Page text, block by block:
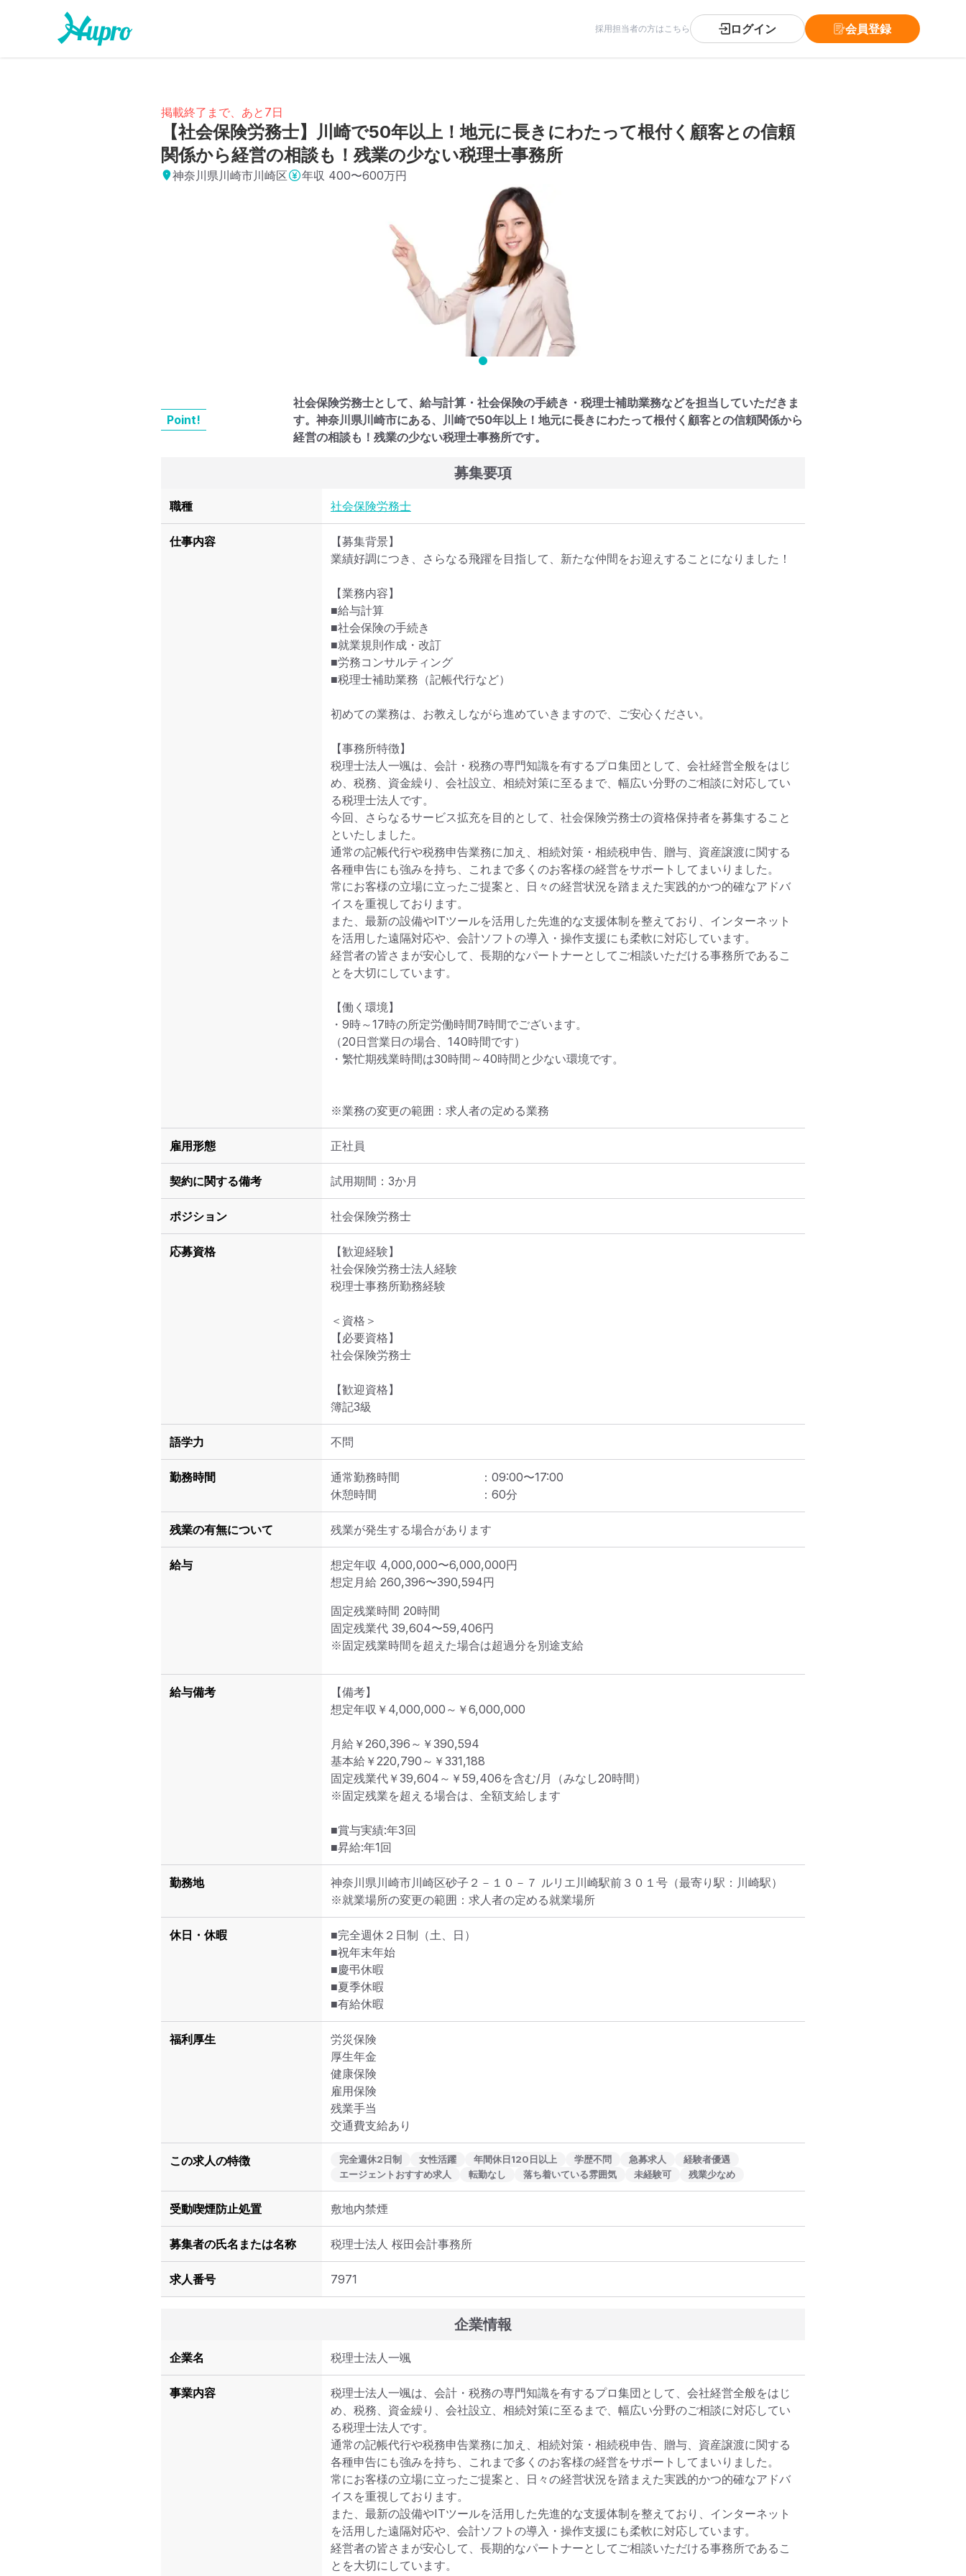
採用担当者の方はこちら ログイン 会員登録
掲載終了まで、あと7日
【社会保険労務士】川崎で50年以上！地元に長きにわたって根付く顧客との信頼
関係から経営の相談も！残業の少ない税理士事務所
神奈川県川崎市川崎区 年収 400〜600万円
Point!
社会保険労務士として、給与計算・社会保険の手続き・税理士補助業務などを担当していただきま
す。神奈川県川崎市にある、川崎で50年以上！地元に長きにわたって根付く顧客との信頼関係から
経営の相談も！残業の少ない税理士事務所です。
募集要項
職種 社会保険労務士
仕事内容
【募集背景】
業績好調につき、さらなる飛躍を目指して、新たな仲間をお迎えすることになりました！
【業務内容】
■給与計算
■社会保険の手続き
■就業規則作成・改訂
■労務コンサルティング
■税理士補助業務（記帳代行など）
初めての業務は、お教えしながら進めていきますので、ご安心ください。
【事務所特徴】
税理士法人一颯は、会計・税務の専門知識を有するプロ集団として、会社経営全般をはじ
め、税務、資金繰り、会社設立、相続対策に至るまで、幅広い分野のご相談に対応してい
る税理士法人です。
今回、さらなるサービス拡充を目的として、社会保険労務士の資格保持者を募集すること
といたしました。
通常の記帳代行や税務申告業務に加え、相続対策・相続税申告、贈与、資産譲渡に関する
各種申告にも強みを持ち、これまで多くのお客様の経営をサポートしてまいりました。
常にお客様の立場に立ったご提案と、日々の経営状況を踏まえた実践的かつ的確なアドバ
イスを重視しております。
また、最新の設備やITツールを活用した先進的な支援体制を整えており、インターネット
を活用した遠隔対応や、会計ソフトの導入・操作支援にも柔軟に対応しています。
経営者の皆さまが安心して、長期的なパートナーとしてご相談いただける事務所であるこ
とを大切にしています。
【働く環境】
・9時～17時の所定労働時間7時間でございます。
（20日営業日の場合、140時間です）
・繁忙期残業時間は30時間～40時間と少ない環境です。
※業務の変更の範囲：求人者の定める業務
雇用形態 正社員
契約に関する備考 試用期間：3か月
ポジション 社会保険労務士
応募資格
【歓迎経験】
社会保険労務士法人経験
税理士事務所勤務経験
＜資格＞
【必要資格】
社会保険労務士
【歓迎資格】
簿記3級
語学力 不問
勤務時間 通常勤務時間 ： 09:00〜17:00
休憩時間
： 60分
残業の有無について 残業が発生する場合があります
給与 想定年収 4,000,000〜6,000,000円
想定月給 260,396〜390,594円
固定残業時間 20時間
固定残業代 39,604〜59,406円
※固定残業時間を超えた場合は超過分を別途支給
給与備考
【備考】
想定年収￥4,000,000～￥6,000,000
月給￥260,396～￥390,594
基本給￥220,790～￥331,188
固定残業代￥39,604～￥59,406を含む/月（みなし20時間）
※固定残業を超える場合は、全額支給します
■賞与実績:年3回
■昇給:年1回
勤務地 神奈川県川崎市川崎区砂子２－１０－７ ルリエ川崎駅前３０１号 （最寄り駅：川崎駅）
※就業場所の変更の範囲：求人者の定める就業場所
休日・休暇
■完全週休２日制（土、日）
■祝年末年始
■慶弔休暇
■夏季休暇
■有給休暇
福利厚生
労災保険
厚生年金
健康保険
雇用保険
残業手当
交通費支給あり
この求人の特徴 完全週休2日制 女性活躍 年間休日120日以上 学歴不問 急募求人
経験者優遇
エージェントおすすめ求人
転勤なし 落ち着いている雰囲気 未経験可 残業少なめ
受動喫煙防止処置 敷地内禁煙
募集者の氏名または名称 税理士法人 桜田会計事務所
求人番号 7971
企業情報
企業名 税理士法人一颯
事業内容
税理士法人一颯は、会計・税務の専門知識を有するプロ集団として、会社経営全般をはじ
め、税務、資金繰り、会社設立、相続対策に至るまで、幅広い分野のご相談に対応してい
る税理士法人です。
通常の記帳代行や税務申告業務に加え、相続対策・相続税申告、贈与、資産譲渡に関する
各種申告にも強みを持ち、これまで多くのお客様の経営をサポートしてまいりました。
常にお客様の立場に立ったご提案と、日々の経営状況を踏まえた実践的かつ的確なアドバ
イスを重視しております。
また、最新の設備やITツールを活用した先進的な支援体制を整えており、インターネット
を活用した遠隔対応や、会計ソフトの導入・操作支援にも柔軟に対応しています。
経営者の皆さまが安心して、長期的なパートナーとしてご相談いただける事務所であるこ
とを大切にしています。